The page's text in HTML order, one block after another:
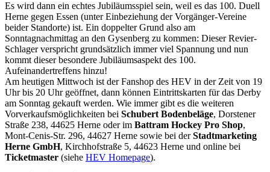
Es wird dann ein echtes Jubiläumsspiel sein, weil es das 100. Duell
Herne gegen Essen (unter Einbeziehung der Vorgänger-Vereine
beider Standorte) ist. Ein doppelter Grund also am
Sonntagnachmittag an den Gysenberg zu kommen: Dieser Revier-
Schlager verspricht grundsätzlich immer viel Spannung und nun
kommt dieser besondere Jubiläumsaspekt des 100.
Aufeinandertreffens hinzu!
Am heutigen Mittwoch ist der Fanshop des HEV in der Zeit von 19
Uhr bis 20 Uhr geöffnet, dann können Eintrittskarten für das Derby
am Sonntag gekauft werden. Wie immer gibt es die weiteren
Vorverkaufsmöglichkeiten bei Schubert Bodenbeläge, Dorstener
Straße 238, 44625 Herne oder im Battram Hockey Pro Shop,
Mont-Cenis-Str. 296, 44627 Herne sowie bei derStadtmarketing
Herne GmbH, Kirchhofstraße 5, 44623 Herne und online bei
Ticketmaster (siehe HEV Homepage).